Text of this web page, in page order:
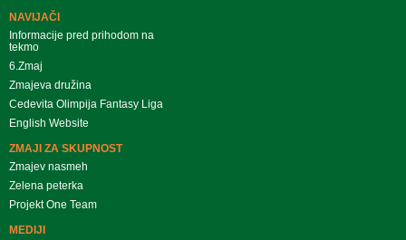
NAVIJAČI
Informacije pred prihodom na
tekmo
6.Zmaj
Zmajeva družina
Cedevita Olimpija Fantasy Liga
English Website
ZMAJI ZA SKUPNOST
Zmajev nasmeh
Zelena peterka
Projekt One Team
MEDIJI